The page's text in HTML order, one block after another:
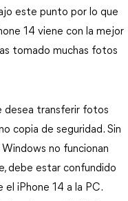
este punto por lo que
14 viene con la mejor
tomado muchas fotos
desea transferir fotos
copia de seguridad. Sin
no funcionan
debe estar confundido
iPhone 14 a la PC.